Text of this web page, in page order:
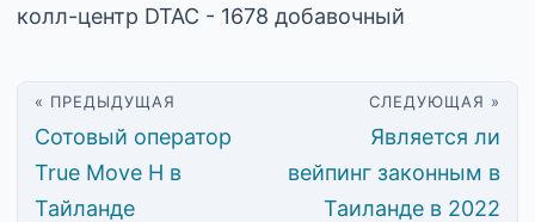
колл-центр DTAC - 1678 добавочный
« ПРЕДЫДУЩАЯ
Сотовый оператор
True Move H в
Тайланде
СЛЕДУЮЩАЯ »
Является ли
вейпинг законным в
Таиланде в 2022